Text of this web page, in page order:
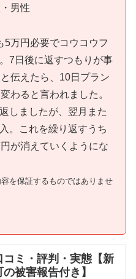
男性
5万円必要でコウコウフ
7日後に返すつもりが事
伝えたら、10日プラン
わると言われました。
しましたが、翌月また
。これを繰り返すうち
が消えていくようにな
を保証するものではありませ
ミ・評判・実態【新
被害報告付き】